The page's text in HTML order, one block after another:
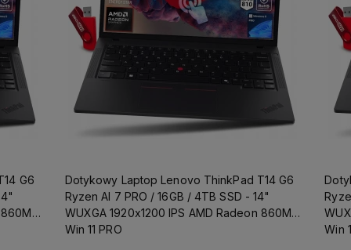
G6
Dotykowy Laptop Lenovo ThinkPad T14 G6
Ryzen AI 7 PRO / 16GB / 4TB SSD - 14"
WUXGA 1920x1200 IPS AMD Radeon 860M
Win 11 PRO
Win